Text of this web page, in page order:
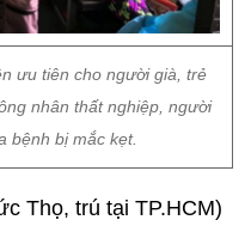
ưu tiên cho người già, trẻ
nhân thất nghiệp, người
bệnh bị mắc kẹt.
Thọ, trú tại TP.HCM)